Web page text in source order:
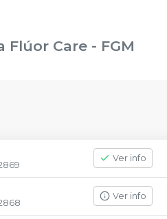
Flúor Care - FGM
Ver info
Ver info